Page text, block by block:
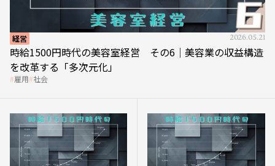
経営 2026.05.21
時給1500円時代の美容室経営 その6｜美容業の収益構造
を改革する「多次元化」
雇用 社会